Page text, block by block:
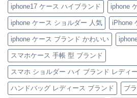
ケ
ー
ス
の
ご
紹
介
へ
の
底
レ
ビ
ュ
ー！
へ
の
ト
ン
iPhone
ケ
ー
ス」
へ
の
iPhone
ケ
ー
ス
へ
の
ブ
ラ
ン
ド
風
レ
ザ
ー
iPhone
ケ
ー
ス」
特
集
へ
iphone17 ケース ハイブランド iphone
iphone ケース ショルダー 人気 iPhone
iphone ケース ブランド かわいい
スマホケース 手帳 型 ブランド
スマホ ショルダー ハイ ブランド レディ
ハンドバッグ レディース ブランド ブ